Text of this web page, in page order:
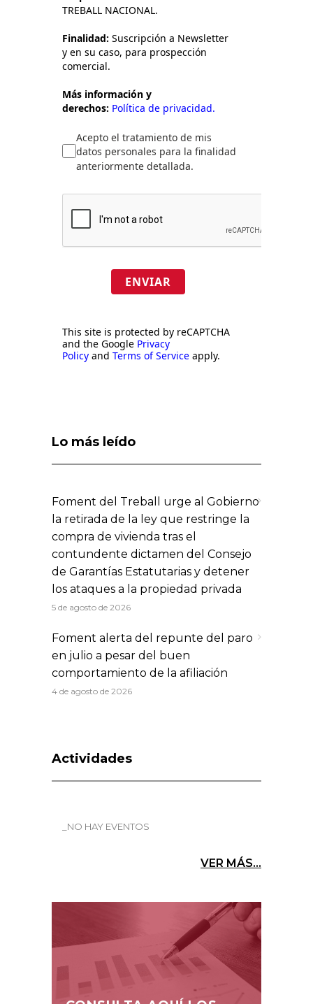
TREBALL NACIONAL.
Finalidad: Suscripción a Newsletter
y en su caso, para prospección
comercial.
Más información y
derechos: Política de privacidad.
Acepto el tratamiento de mis
datos personales para la finalidad
anteriormente detallada.
ENVIAR
This site is protected by reCAPTCHA
and the Google Privacy
Policy and Terms of Service apply.
Lo más leído
Foment del Treball urge al Gobierno
la retirada de la ley que restringe la
compra de vivienda tras el
contundente dictamen del Consejo
de Garantías Estatutarias y detener
los ataques a la propiedad privada
5 de agosto de 2026
Foment alerta del repunte del paro
en julio a pesar del buen
comportamiento de la afiliación
4 de agosto de 2026
Actividades
_NO HAY EVENTOS
VER MÁS...